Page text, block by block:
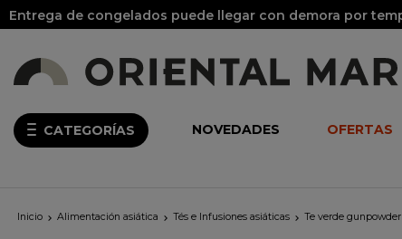
Entrega de congelados puede llegar con demora por
CATEGORÍAS NOVEDADES OFERTAS
Inicio  Alimentación asiática  Tés e Infusiones asiáticas  Te verde